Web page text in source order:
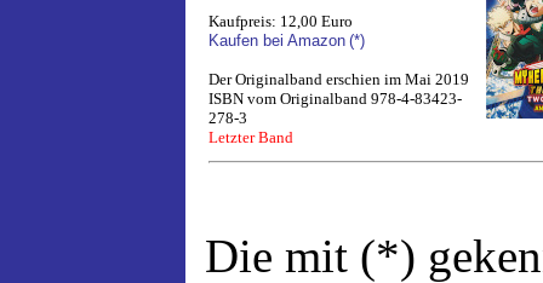
Kaufpreis: 12,00 Euro
Kaufen bei Amazon (*)
Der Originalband erschien im Mai 2019
ISBN vom Originalband 978-4-83423-
278-3
Letzter Band
Die mit (*)